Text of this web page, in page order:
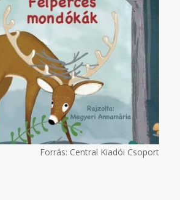
Forrás: Central Kiadói Csoport